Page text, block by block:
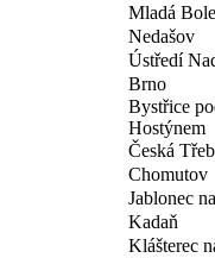
Mladá
Nedašov
Ústředí
Brno
Bystřice
Hostýnem
Česká
Chomutov
Jablonec
Kadaň
Klášterec